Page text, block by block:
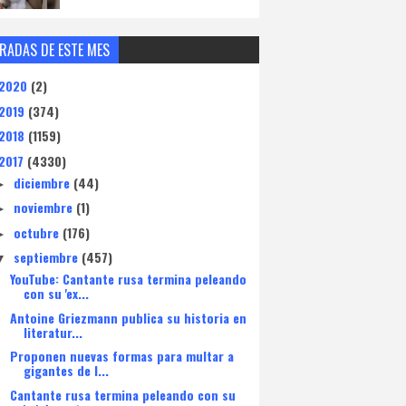
DE ESTE MES
2020 (2)
2019 (374)
2018 (1159)
2017 (4330)
diciembre (44)
noviembre (1)
octubre (176)
septiembre (457)
YouTube: Cantante rusa termina peleando
con su 'ex...
Antoine Griezmann publica su historia en
literatur...
Proponen nuevas formas para multar a
gigantes de I...
Cantante rusa termina peleando con su